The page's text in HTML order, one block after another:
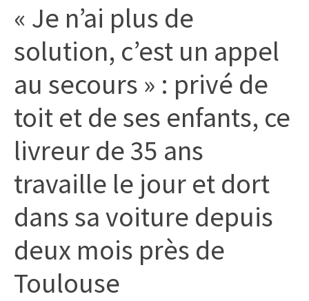
météo,
faits
divers
initiatives
« Je n’ai plus de
solution, c’est un appel
au secours » : privé de
toit et de ses enfants, ce
livreur de 35 ans
travaille le jour et dort
dans sa voiture depuis
deux mois près de
Toulouse